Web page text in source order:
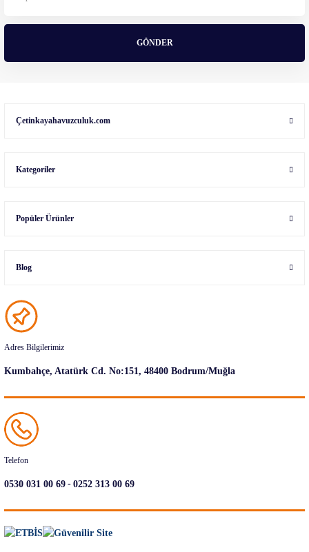
GÖNDER
Çetinkayahavuzculuk.com
Kategoriler
Popüler Ürünler
Blog
Adres Bilgilerimiz
Kumbahçe, Atatürk Cd. No:151, 48400 Bodrum/Muğla
Telefon
0530 031 00 69-0252 313 00 69